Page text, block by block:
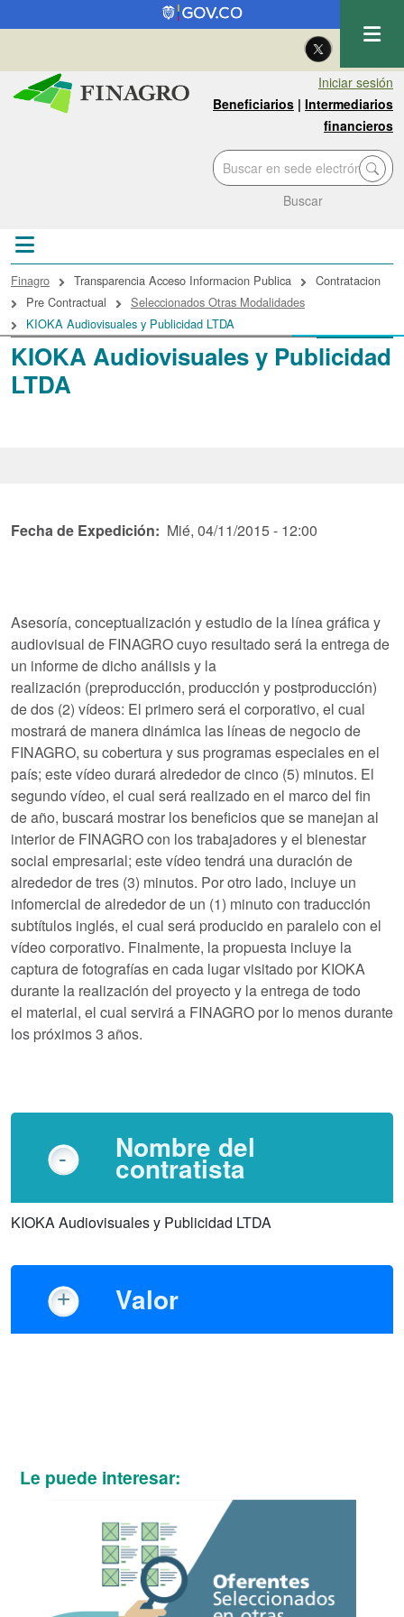
Pasar al contenido principal
| Eng
Iniciar sesión
Beneficiarios | Intermediarios
financieros
Buscar
KIOKA Audiovisuales y Publicidad
LTDA
enlaces de ayuda a la
Finagro Transparencia Acceso Informacion Publica
Contratacion
Pre Contractual
Seleccionados Otras Modalidades
KIOKA Audiovisuales y Publicidad LTDA
Fecha de Expedición Mié, 04/11/2015 - 12:00
Asesoría, conceptualización y estudio de la línea gráfica y
audiovisual de FINAGRO cuyo resultado será la entrega de
un informe de dicho análisis y la
realización (preproducción, producción y postproducción)
de dos (2) vídeos: El primero será el corporativo, el cual
mostrará de manera dinámica las líneas de negocio de
FINAGRO, su cobertura y sus programas especiales en el
país; este vídeo durará alrededor de cinco (5) minutos. El
segundo vídeo, el cual será realizado en el marco del fin
de año, buscará mostrar los beneficios que se manejan al
interior de FINAGRO con los trabajadores y el bienestar
social empresarial; este vídeo tendrá una duración de
alrededor de tres (3) minutos. Por otro lado, incluye un
infomercial de alrededor de un (1) minuto con traducción
subtítulos inglés, el cual será producido en paralelo con el
vídeo corporativo. Finalmente, la propuesta incluye la
captura de fotografías en cada lugar visitado por KIOKA
durante la realización del proyecto y la entrega de todo
el material, el cual servirá a FINAGRO por lo menos durante
los próximos 3 años.
Nombre del
contratista
KIOKA Audiovisuales y Publicidad LTDA
Valor
Le puede interesar: